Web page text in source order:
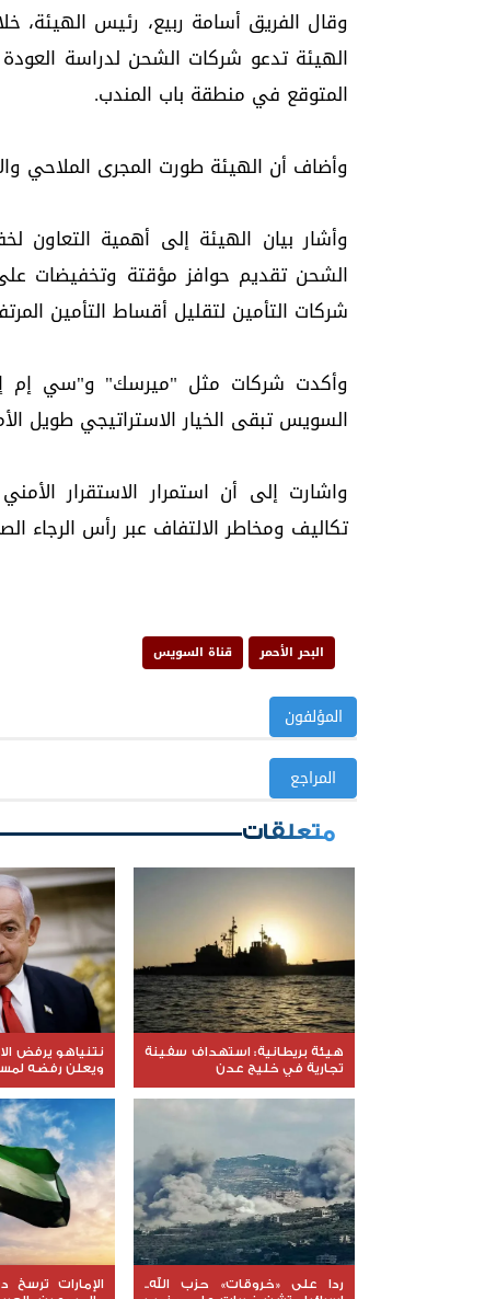
الهيئة تدعو شركات الشحن لدراسة العودة
المتوقع في منطقة باب المندب.
وأضاف أن الهيئة طورت المجرى الملاحي
وأشار بيان الهيئة إلى أهمية التعاون
الشحن تقديم حوافز مؤقتة وتخفيضات
شركات التأمين لتقليل أقساط التأمين
وأكدت شركات مثل "ميرسك" و"سي إم
السويس تبقى الخيار الاستراتيجي طويل
واشارت إلى أن استمرار الاستقرار
تكاليف ومخاطر الالتفاف عبر رأس الرجاء
البحر الأحمر قناة السويس
المؤلفون
المراجع
متعلقات
هيئة بريطانية: استهداف سفينة
تجارية في خليج عدن
نتنياهو يرفض
ويعلن رفضه
ردا على «خروقات» حزب الله..
الإمارات ترسخ